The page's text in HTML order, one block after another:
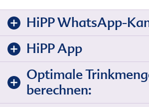
HiPP WhatsApp-
HiPP App
Optimale
berechnen: